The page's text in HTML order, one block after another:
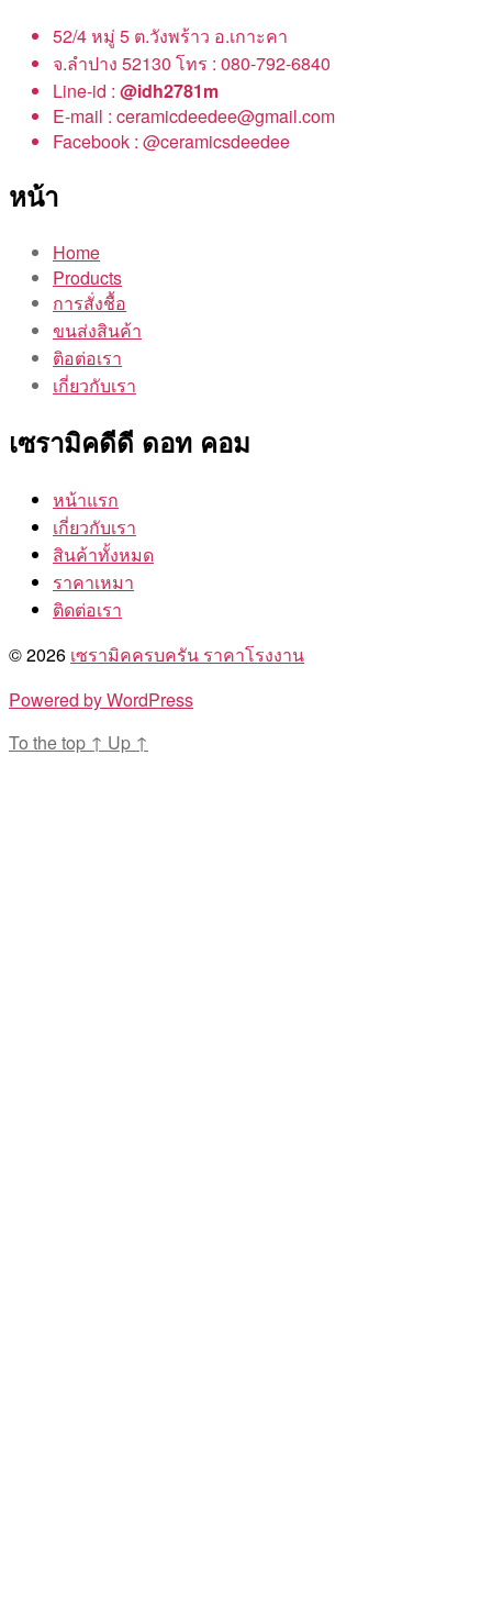
52/4 หมู่ 5 ต.วังพร้าว อ.เกาะคา
จ.ลำปาง 52130 โทร : 080-792-6840
Line-id : @idh2781m
E-mail : ceramicdeedee@gmail.com
Facebook : @ceramicsdeedee
หน้า
Home
Products
การสั่งชื้อ
ขนส่งสินค้า
ติอต่อเรา
เกี่ยวกับเรา
เซรามิคดีดี ดอท คอม
หน้าแรก
เกี่ยวกับเรา
สินค้าทั้งหมด
ราคาเหมา
ติดต่อเรา
© 2026 เซรามิคครบครัน ราคาโรงงาน
Powered by WordPress
To the top ↑ Up ↑